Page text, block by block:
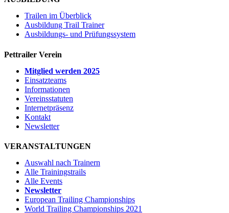
Trailen im Überblick
Ausbildung Trail Trainer
Ausbildungs- und Prüfungssystem
Pettrailer Verein
Mitglied werden 2025
Einsatzteams
Informationen
Vereinsstatuten
Internetpräsenz
Kontakt
Newsletter
VERANSTALTUNGEN
Auswahl nach Trainern
Alle Trainingstrails
Alle Events
Newsletter
European Trailing Championships
World Trailing Championships 2021